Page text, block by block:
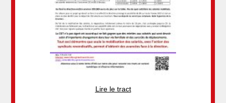
Lire le tract